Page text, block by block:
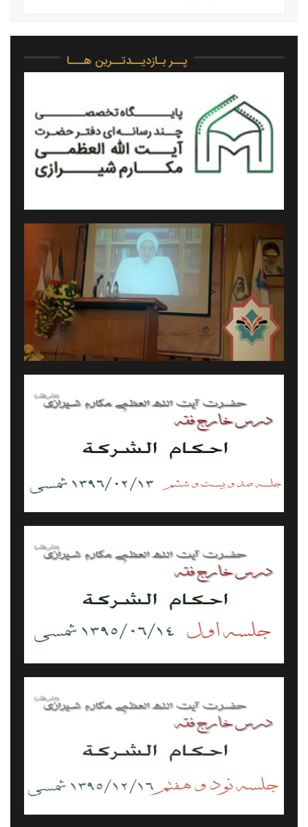
پــر بـازدیــدتــرین هـــا
پیام آیت الله العظمی مکارم شیرازی به همایش پیامدهای تکفیر و
مسئولیت علمای اسلام
پیام معظم له به همایش جریان‎های تکفیری؛ علل گرایش و
راه‏کارهای مقابله
احکام شرکت - جلسه ۱۲۶ - ۹۶/۰۲/۱۳
احکام شرکت - جلسه ۰۰۱ - ۹۵/۰۶/۱۴